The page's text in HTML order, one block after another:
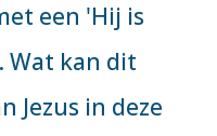
een 'Hij is
Wat kan dit
Jezus in deze